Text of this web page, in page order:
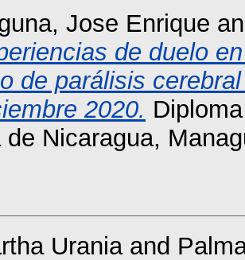
Jose Enrique
de duelo
de parálisis
2020.
Nicaragua,
Uraniaand